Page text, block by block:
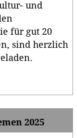
und
für gut 20
sind herzlich
2025